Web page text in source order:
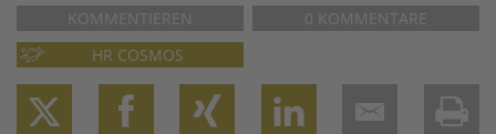
KOMMENTIEREN
0 KOMMENTARE
HR COSMOS